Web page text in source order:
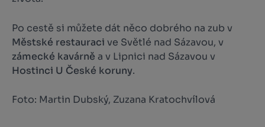
Po cestě si můžete dát něco dobrého na zub v
Městské restauraci ve Světlé nad Sázavou, v
zámecké kavárně a v Lipnici nad Sázavou v
Hostinci U České koruny.
Foto: Martin Dubský, Zuzana Kratochvílová